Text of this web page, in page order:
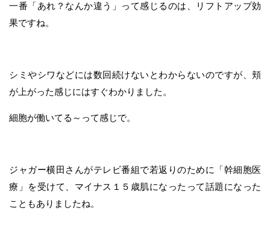
一番「あれ？なんか違う」って感じるのは、リフトアップ効
果ですね。
シミやシワなどには数回続けないとわからないのですが、頬
が上がった感じにはすぐわかりました。
細胞が働いてる～って感じで。
ジャガー横田さんがテレビ番組で若返りのために「幹細胞医
療」を受けて、マイナス１５歳肌になったって話題になった
こともありましたね。